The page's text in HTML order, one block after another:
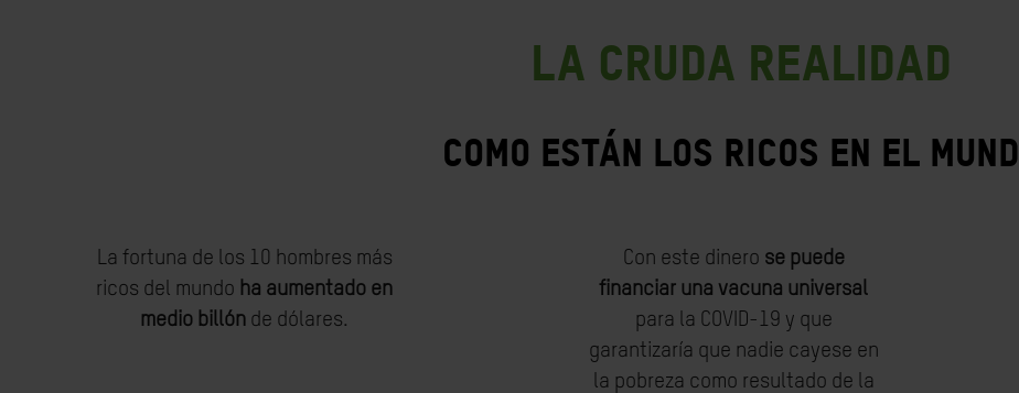
LA CRUDA REALIDAD
COMO ESTÁN LOS RICOS EN EL
La fortuna de los 10 hombres más
ricos del mundo ha aumentado en
medio billón de dólares.
Con este dinero se puede
financiar una vacuna universal
para la COVID-19 y que
garantizaría que nadie cayese en
la pobreza como resultado de la